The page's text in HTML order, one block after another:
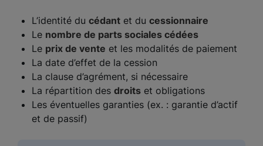
L’identité du cédant et du cessionnaire
Le nombre de parts sociales cédées
Le prix de vente et les modalités de paiement
La date d’effet de la cession
La clause d’agrément, si nécessaire
La répartition des droits et obligations
Les éventuelles garanties (ex. : garantie d’actif
et de passif)